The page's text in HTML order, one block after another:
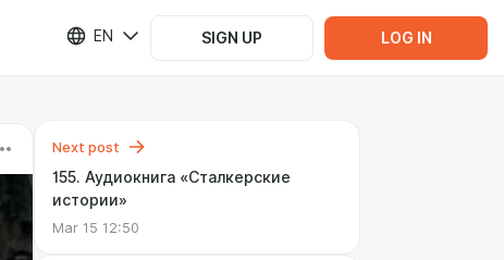
EN SIGN UP LOG IN
Next post
155. Аудиокнига «Сталкерские
истории»
Mar 15 12:50